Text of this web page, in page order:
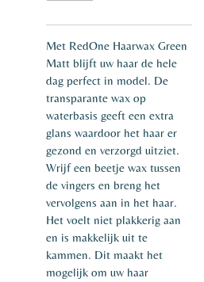
Met RedOne Haarwax Green
Matt blijft uw haar de hele
dag perfect in model. De
transparante wax op
waterbasis geeft een extra
glans waardoor het haar er
gezond en verzorgd uitziet.
Wrijf een beetje wax tussen
de vingers en breng het
vervolgens aan in het haar.
Het voelt niet plakkerig aan
en is makkelijk uit te
kammen. Dit maakt het
mogelijk om uw haar